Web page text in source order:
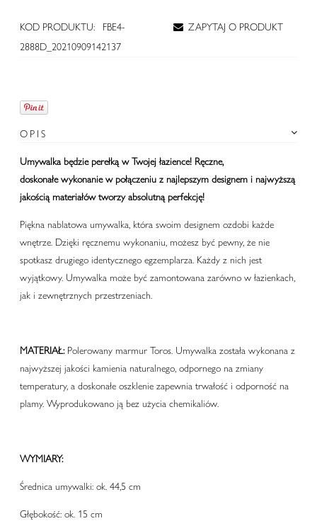
KOD PRODUKTU:
FBE4-
2888D_20210909142137
ZAPYTAJ O PRODUKT
OPIS
Umywalka będzie perełką w Twojej łazience! Ręczne,
doskonałe wykonanie w połączeniu z najlepszym designem i najwyższą
jakością materiałów tworzy absolutną perfekcję!
Piękna nablatowa umywalka, która swoim designem ozdobi każde
wnętrze. Dzięki ręcznemu wykonaniu, możesz być pewny, że nie
spotkasz drugiego identycznego egzemplarza. Każdy z nich jest
wyjątkowy. Umywalka może być zamontowana zarówno w łazienkach,
jak i zewnętrznych przestrzeniach.
MATERIAŁ: Polerowany marmur Toros. Umywalka została wykonana z
najwyższej jakości kamienia naturalnego, odpornego na zmiany
temperatury, a doskonałe oszklenie zapewnia trwałość i odporność na
plamy. Wyprodukowano ją bez użycia chemikaliów.
WYMIARY:
Średnica umywalki: ok. 44,5 cm
Głębokość: ok. 15 cm